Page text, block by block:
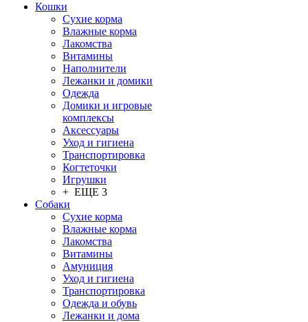
Кошки
Сухие корма
Влажные корма
Лакомства
Витамины
Наполнители
Лежанки и домики
Одежда
Домики и игровые
комплексы
Аксессуары
Уход и гигиена
Транспортировка
Когтеточки
Игрушки
+ ЕЩЕ 3
Собаки
Сухие корма
Влажные корма
Лакомства
Витамины
Амуниция
Уход и гигиена
Транспортировка
Одежда и обувь
Лежанки и дома